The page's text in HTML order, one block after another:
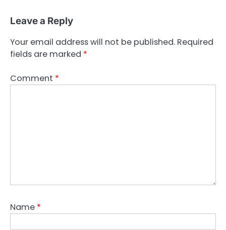
Leave a Reply
Your email address will not be published. Required
fields are marked *
Comment *
Name *